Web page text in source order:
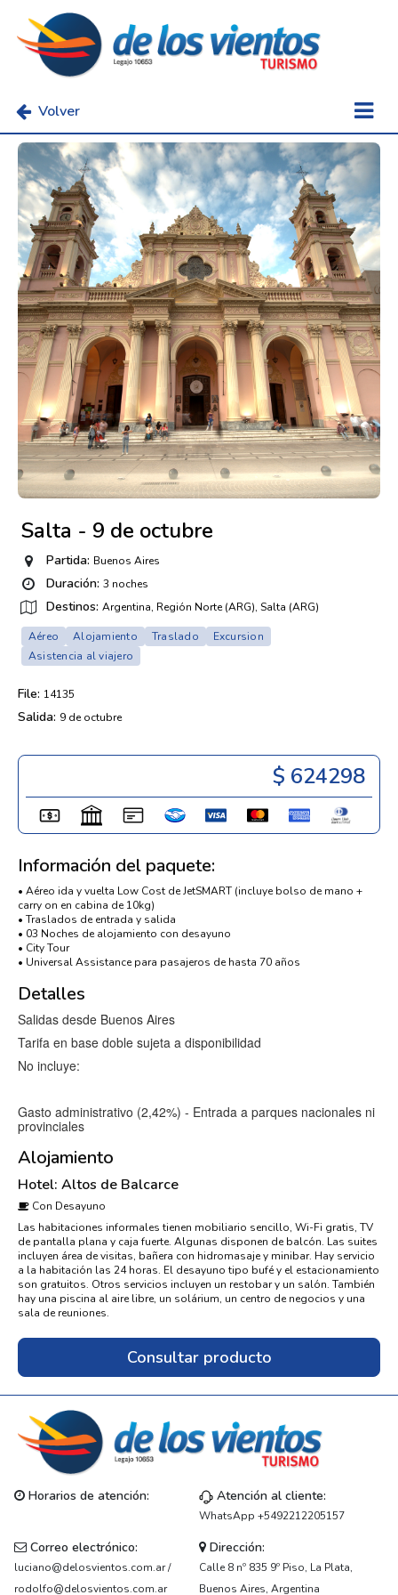
Volver
Salta - 9 de octubre
Partida: Buenos Aires
Duración: 3 noches
Destinos: Argentina, Región Norte (ARG), Salta (ARG)
Aéreo Alojamiento Traslado
Excursion
Asistencia al viajero
File: 14135
Salida: 9 de octubre
$ 624298
Información del paquete:
• Aéreo ida y vuelta Low Cost de JetSMART (incluye bolso de mano +
carry on en cabina de 10kg)
• Traslados de entrada y salida
• 03 Noches de alojamiento con desayuno
• City Tour
• Universal Assistance para pasajeros de hasta 70 años
Detalles
Salidas desde Buenos Aires
Tarifa en base doble sujeta a disponibilidad
No incluye:
Gasto administrativo (2,42%) - Entrada a parques nacionales ni
provinciales
Alojamiento
Hotel: Altos de Balcarce
Con Desayuno
Las habitaciones informales tienen mobiliario sencillo, Wi-Fi gratis, TV
de pantalla plana y caja fuerte. Algunas disponen de balcón. Las suites
incluyen área de visitas, bañera con hidromasaje y minibar. Hay servicio
a la habitación las 24 horas. El desayuno tipo bufé y el estacionamiento
son gratuitos. Otros servicios incluyen un restobar y un salón. También
hay una piscina al aire libre, un solárium, un centro de negocios y una
sala de reuniones.
Consultar producto
Horarios de atención: Atención al cliente:
WhatsApp +5492212205157
Correo electrónico:
luciano@delosvientos.com.ar /
rodolfo@delosvientos.com.ar
Dirección:
Calle 8 nº 835 9º Piso, La Plata,
Buenos Aires, Argentina